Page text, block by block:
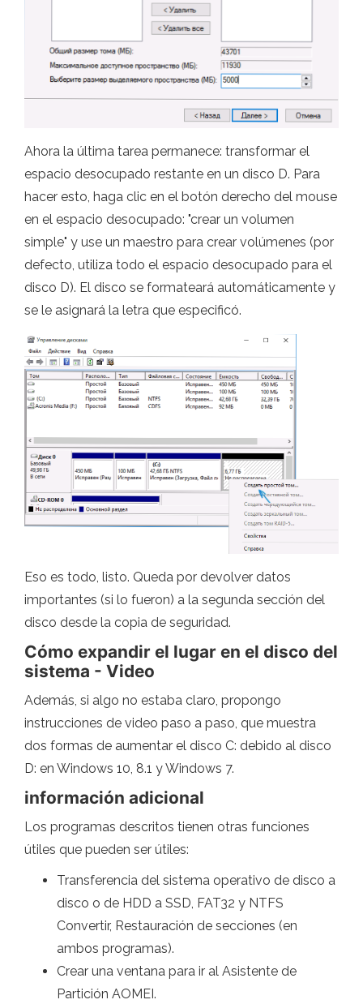
Ahora la última tarea permanece: transformar el
espacio desocupado restante en un disco D. Para
hacer esto, haga clic en el botón derecho del mouse
en el espacio desocupado: "crear un volumen
simple" y use un maestro para crear volúmenes (por
defecto, utiliza todo el espacio desocupado para el
disco D). El disco se formateará automáticamente y
se le asignará la letra que especificó.
Eso es todo, listo. Queda por devolver datos
importantes (si lo fueron) a la segunda sección del
disco desde la copia de seguridad.
Cómo expandir el lugar en el disco del
sistema - Video
Además, si algo no estaba claro, propongo
instrucciones de video paso a paso, que muestra
dos formas de aumentar el disco C: debido al disco
D: en Windows 10, 8.1 y Windows 7.
información adicional
Los programas descritos tienen otras funciones
útiles que pueden ser útiles:
Transferencia del sistema operativo de disco a
disco o de HDD a SSD, FAT32 y NTFS
Convertir, Restauración de secciones (en
ambos programas).
Crear una ventana para ir al Asistente de
Partición AOMEI.